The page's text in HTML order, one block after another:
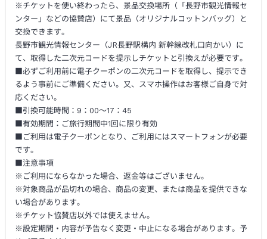
※チケットを使い終わったら、景品交換場所（「長野市観光情報セ
ンター」などの協賛店）にて景品（オリジナルコットンバッグ）と
交換できます。
長野市観光情報センター（JR長野駅構内 新幹線改札口向かい）に
て、取得した二次元コードを提示しチケットと引換えが必要です。
■必ずご利用前に電子クーポンの二次元コードを取得し、提示でき
るよう事前にご準備ください。又、スマホ操作はお客様ご自身で対
応ください。
■引換可能時間：9：00～17：45
■有効期間：ご旅行期間中1回に限り有効
■ご利用は電子クーポンとなり、ご利用にはスマートフォンが必要
です。
■注意事項
※ご利用にならなかった場合、返金等はございません。
※対象商品が品切れの場合、商品の変更、または商品を提供できな
い場合があります。
※チケット協賛店以外では使えません。
※設定期間・内容が予告なく変更・中止になる場合があります。予